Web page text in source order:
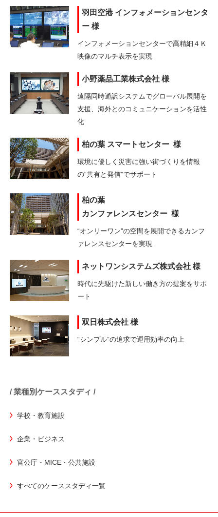
羽田空港 インフォメーションセンタ
ー 様
インフォメーションセンターで高精細４Ｋ
映像のマルチ表示を実現
小野薬品工業株式会社 様
遠隔同時通訳システムでグローバル展開を
支援、海外とのコミュニケーションを活性
化
柏の葉 スマートセンター 様
環境に優しく災害に強い街づくりを情報
の“共有と発信”でサポート
柏の葉
カンファレンスセンター 様
“オンリーワン”の空間を展開できるカンフ
ァレンスセンターを実現
ネットワンシステムズ株式会社 様
時代に先駆けた新しい働き方の提案をサポ
ート
双日株式会社 様
“シンプル”の追求で運用効率の向上
/ 業種別ケーススタディ /
学校・教育施設
企業・ビジネス
官公庁・MICE・公共施設
すべてのケーススタディ一覧